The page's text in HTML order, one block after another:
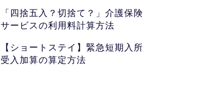
「四捨五入？切捨て？」介護保険
サービスの利用料計算方法
【ショートステイ】緊急短期入所
受入加算の算定方法